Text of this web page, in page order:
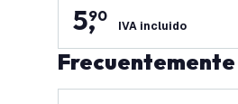
5,
90
IVA incluido